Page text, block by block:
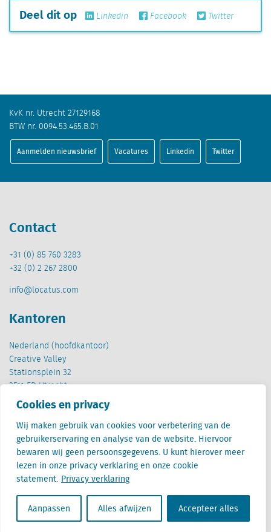
Cookies en privacy
Wij maken gebruik van cookies voor verbetering van de
gebruikerservaring en analyse van de website. Hiervoor
bewaren wij geen persoonsgegevens. U kunt hierover meer
lezen in onze privacy verklaring en onze cookie
statement. Privacy verklaring
Aanpassen Alles afwijzen Accepteer alles
Deel dit op Linkedin Facebook Twitter
KvK nr. Utrecht 27129168
BTW nr. 0094.53.465.B.01
Aanmelden nieuwsbrief Vacatures Linkedin Twitter
Contact
+31 (0) 85 760 3283
+32 (0) 2 267 2800
info@locatus.com
Kantoren
Nederland (hoofdkantoor)
Creative Valley
Stationsplein 32
3511 ED Utrecht
België
Cantersteen 47
1000 Brussel
Locatus B.V. and Locatus Belgie B.V. are wholly-owned subsidiaries of Green Street